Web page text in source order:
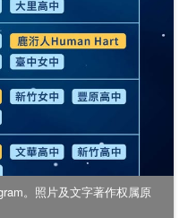
。照片及文字著作权属原